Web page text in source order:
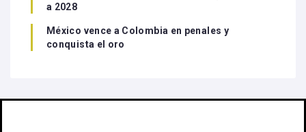
a 2028
México vence a Colombia en penales y
conquista el oro